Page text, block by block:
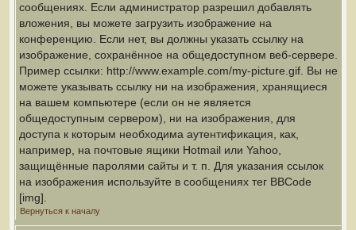
сообщениях. Если администратор разрешил добавлять
вложения, вы можете загрузить изображение на
конференцию. Если нет, вы должны указать ссылку на
изображение, сохранённое на общедоступном веб-сервере.
Пример ссылки: http://www.example.com/my-picture.gif. Вы не
можете указывать ссылку ни на изображения, хранящиеся
на вашем компьютере (если он не является
общедоступным сервером), ни на изображения, для
доступа к которым необходима аутентификация, как,
например, на почтовые ящики Hotmail или Yahoo,
защищённые паролями сайты и т. п. Для указания ссылок
на изображения используйте в сообщениях тег BBCode
[img].
Вернуться к началу